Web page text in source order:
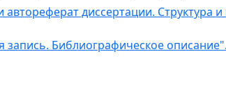
диссертации. Структура
запись. Библиографическое описание".